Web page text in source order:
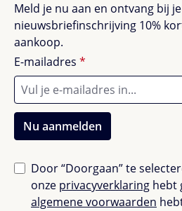
Meld je nu aan en ontvang bij
nieuwsbriefinschrijving 10%
aankoop.
E-mailadres *
Nu aanmelden
Door “Doorgaan” te
onze privacyverklaring hebt
algemene voorwaarden